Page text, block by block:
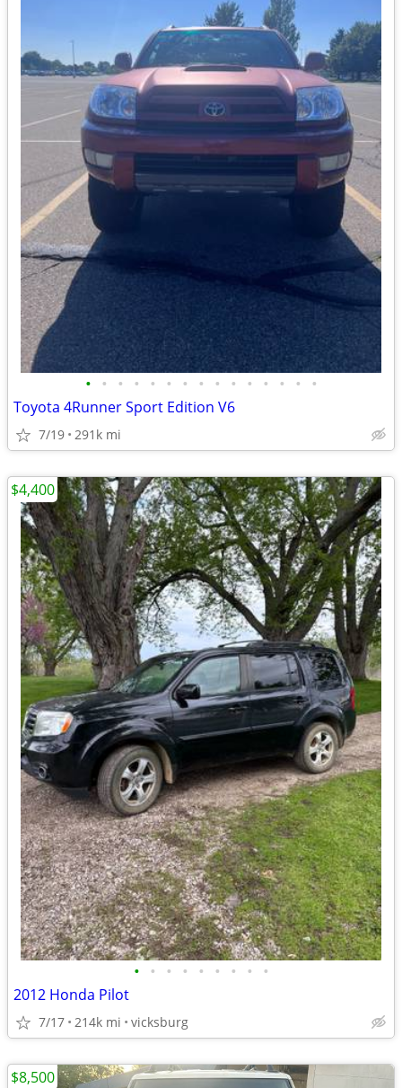
• • • • • • • • • • • • • • •
Toyota 4Runner Sport Edition V6
7/19 291k mi
• • • • • • • • •
2012 Honda Pilot
7/17 214k mi vicksburg
$4,400
$8,500